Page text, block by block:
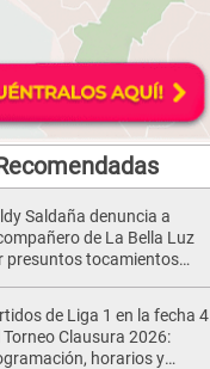
Saldaña denuncia a
de La Bella Luz
presuntos tocamientos
de Liga 1 en la fecha 4
Torneo Clausura 2026:
horarios y